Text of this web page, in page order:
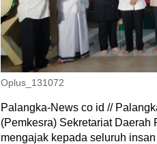
Oplus_131072
Palangka-News co id //
(Pemkesra) Sekretariat Daerah
mengajak kepada seluruh